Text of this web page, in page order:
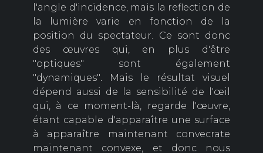
l'angle d'incidence, mais la reflection de
la lumière varie en fonction de la
position du spectateur. Ce sont donc
des œuvres qui, en plus d'être
"optiques" sont également
"dynamiques". Mais le résultat visuel
dépend aussi de la sensibilité de l'œil
qui, à ce moment-là, regarde l'œuvre,
étant capable d'apparaître une surface
à apparaître maintenant convecrate
maintenant convexe, et donc nous